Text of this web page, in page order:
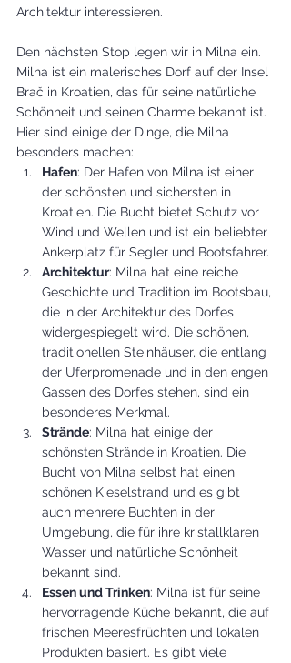
Architektur interessieren.
Den nächsten Stop legen wir in Milna ein.
Milna ist ein malerisches Dorf auf der Insel
Brač in Kroatien, das für seine natürliche
Schönheit und seinen Charme bekannt ist.
Hier sind einige der Dinge, die Milna
besonders machen:
Hafen: Der Hafen von Milna ist einer
der schönsten und sichersten in
Kroatien. Die Bucht bietet Schutz vor
Wind und Wellen und ist ein beliebter
Ankerplatz für Segler und Bootsfahrer.
Architektur: Milna hat eine reiche
Geschichte und Tradition im Bootsbau,
die in der Architektur des Dorfes
widergespiegelt wird. Die schönen,
traditionellen Steinhäuser, die entlang
der Uferpromenade und in den engen
Gassen des Dorfes stehen, sind ein
besonderes Merkmal.
Strände: Milna hat einige der
schönsten Strände in Kroatien. Die
Bucht von Milna selbst hat einen
schönen Kieselstrand und es gibt
auch mehrere Buchten in der
Umgebung, die für ihre kristallklaren
Wasser und natürliche Schönheit
bekannt sind.
Essen und Trinken: Milna ist für seine
hervorragende Küche bekannt, die auf
frischen Meeresfrüchten und lokalen
Produkten basiert. Es gibt viele